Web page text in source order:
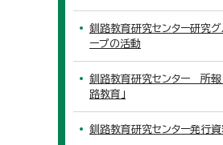
釧路教育研究センター研究グ
ープの活動
釧路教育研究センター 所報
路教育」
釧路教育研究センター発行